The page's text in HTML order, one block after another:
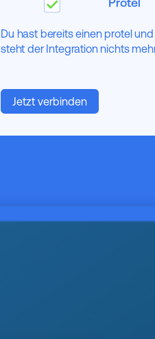
Protel
Du hast bereits einen protel
steht der Integration nichts
Jetzt verbinden